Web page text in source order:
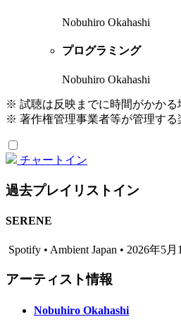
Nobuhiro Okahashi
プログラミング
Nobuhiro Okahashi
※ 試聴は反映までに時間がかかる
※ 著作権管理事業者等が管理する
チャートイン
過去プレイリストイン
SERENE
Spotify • Ambient Japan • 2026年5月
アーティスト情報
Nobuhiro Okahashi